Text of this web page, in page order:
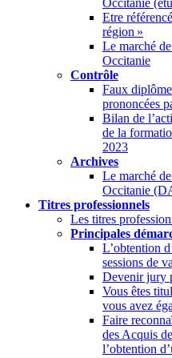
Occitanie
Etre
région »
Le marché
Occitanie
Contrôle
Faux
prononcées
Bilan de
de la
2023
Archives
Le marché
Occitanie
Titres professionnels
Les titres
Principales
L’obtention
sessions de
Devenir jury
Vous êtes
vous avez
Faire
des Acquis
l’obtention